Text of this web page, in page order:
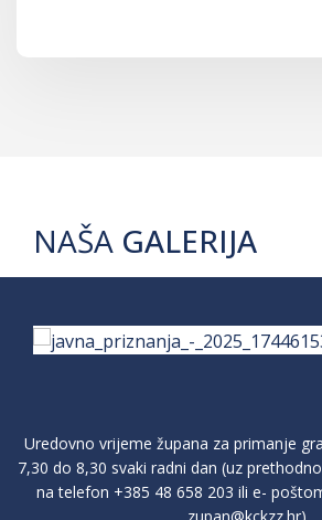
NAŠA GALERIJA
Uredovno vrijeme župana za primanje
7,30 do 8,30 svaki radni dan (uz
na telefon +385 48 658 203 ili e-